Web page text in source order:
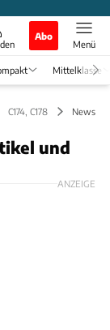
Abo
Menü
Mittelklasse
C174, C178 News
und
ANZEIGE